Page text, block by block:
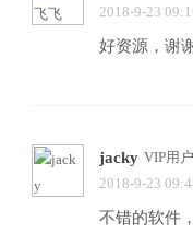
2018-9-23
好资源，谢
jacky VIP用户
2018-9-23
不错的软件